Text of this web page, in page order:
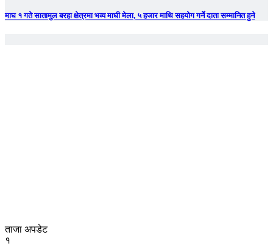
माघ १ गते सातामुल बरहा क्षेत्रमा भव्य माघी मेला, ५ हजार माथि सहयोग गर्ने दाता सम्मानित हुने
ताजा अपडेट
१